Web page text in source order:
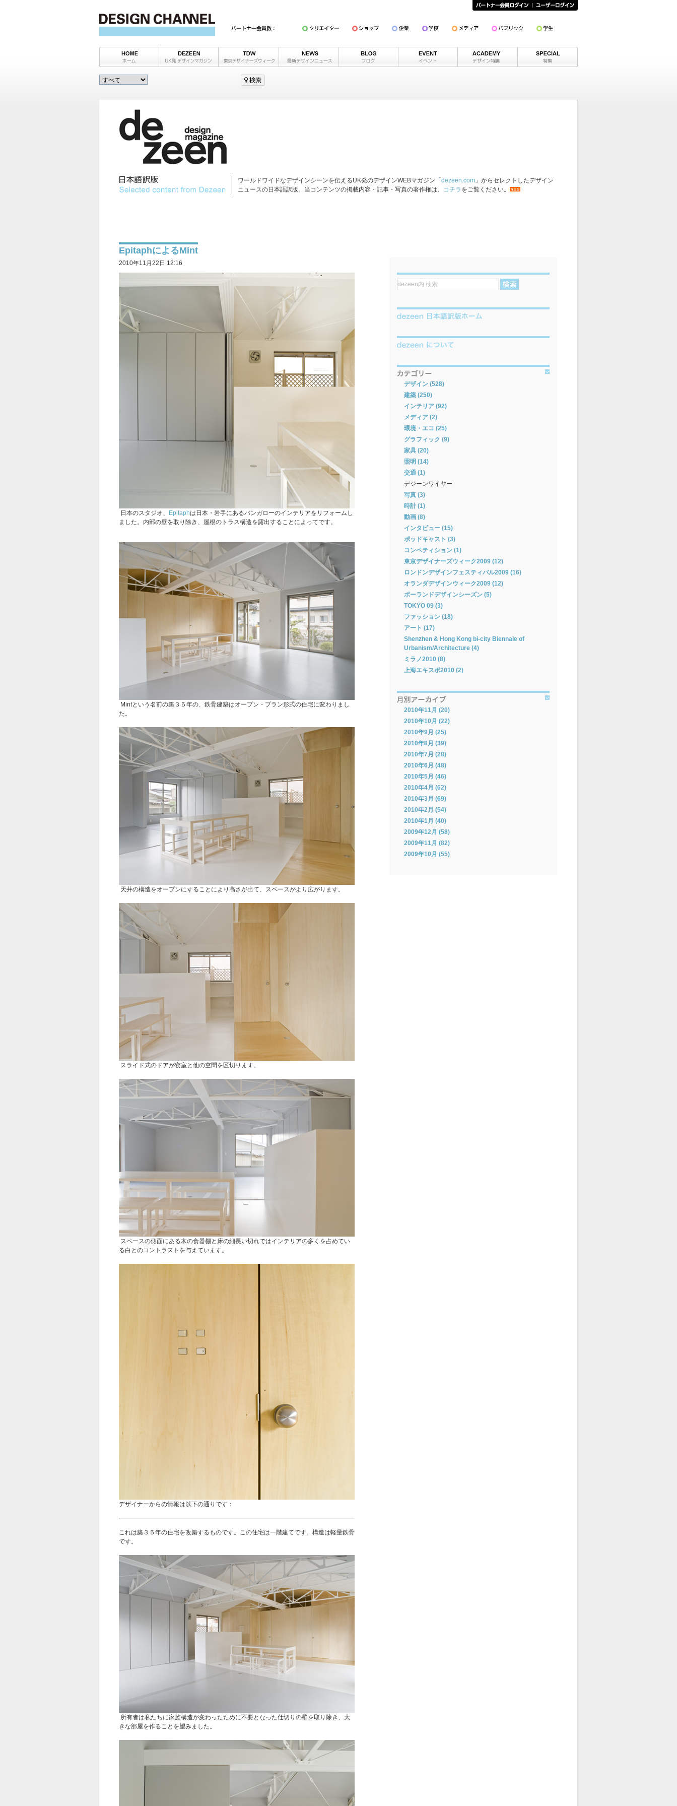
ワールドワイドなデザインシーンを伝えるUK発のデザインWEBマガジン「 dezeen.com」からセレクトしたデザイン
ニュースの日本語訳版。当コンテンツの掲載内容・記事・写真の著作権は、
コチラ をご覧ください。
EpitaphによるMint
2010年11月22日 12:16
日本のスタジオ、 Epitaphは日本・岩手にあるバンガローのインテリアをリフォームし
ました。内部の壁を取り除き、屋根のトラス構造を露出することによってです。
Mintという名前の築３５年の、鉄骨建築はオープン・プラン形式の住宅に変わりまし
た。
天井の構造をオープンにすることにより高さが出て、スペースがより広がります。
スライド式のドアが寝室と他の空間を区切ります。
スペースの側面にある木の食器棚と床の細長い切れではインテリアの多くを占めてい
る白とのコントラストを与えています。
デザイナーからの情報は以下の通りです：
これは築３５年の住宅を改築するものです。この住宅は一階建てです。構造は軽量鉄骨
です。
所有者は私たちに家族構造が変わったために不要となった仕切りの壁を取り除き、大
きな部屋を作ることを望みました。
デザイン (528)
建築 (250)
インテリア (92)
メディア (2)
環境・エコ (25)
グラフィック (9)
家具 (20)
照明 (14)
交通 (1)
デジーンワイヤー
写真 (3)
時計 (1)
動画 (8)
インタビュー (15)
ポッドキャスト (3)
コンペティション (1)
東京デザイナーズウィーク2009 (12)
ロンドンデザインフェスティバル2009 (16)
オランダデザインウィーク2009 (12)
ポーランドデザインシーズン (5)
TOKYO 09 (3)
ファッション (18)
アート (17)
Shenzhen & Hong Kong bi-city Biennale of
Urbanism/Architecture (4)
ミラノ2010 (8)
上海エキスポ2010 (2)
2010年11月 (20)
2010年10月 (22)
2010年9月 (25)
2010年8月 (39)
2010年7月 (28)
2010年6月 (48)
2010年5月 (46)
2010年4月 (62)
2010年3月 (69)
2010年2月 (54)
2010年1月 (40)
2009年12月 (58)
2009年11月 (82)
2009年10月 (55)